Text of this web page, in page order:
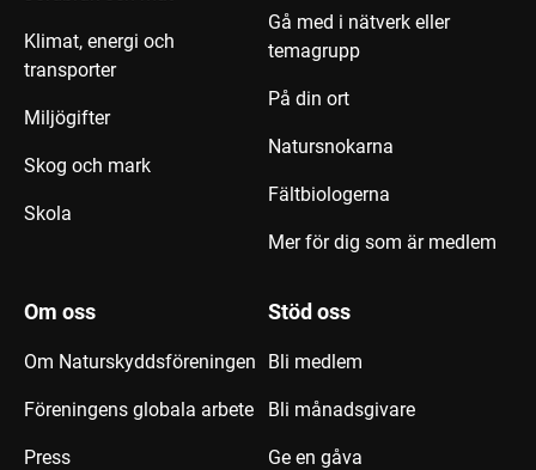
Klimat, energi och
transporter
Miljögifter
Skog och mark
Skola
Gå med i nätverk eller
temagrupp
På din ort
Natursnokarna
Fältbiologerna
Mer för dig som är medlem
Om oss
Om Naturskyddsföreningen
Föreningens globala arbete
Press
Stöd oss
Bli medlem
Bli månadsgivare
Ge en gåva